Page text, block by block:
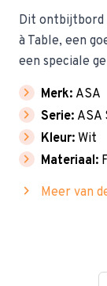
Dit ontbijtbord
à Table, een
een speciale
chevron_right Merk: ASA
chevron_right Serie: ASA
chevron_right Kleur: Wit
chevron_right Materiaal:
chevron_right Meer van